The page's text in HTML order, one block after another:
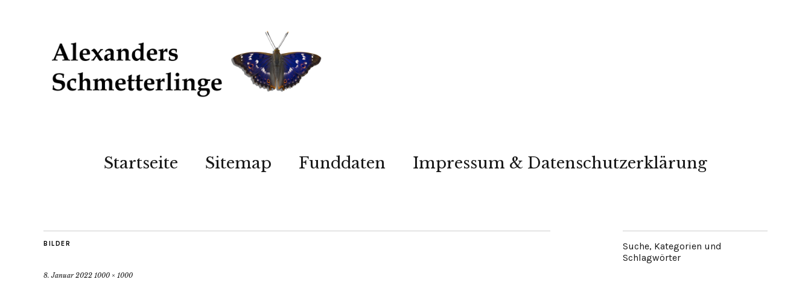
Startseite Sitemap Funddaten Impressum & Datenschutzerklärung
BILDER
8. Januar 2022 1000 × 1000
Suche, Kategorien und
Schlagwörter